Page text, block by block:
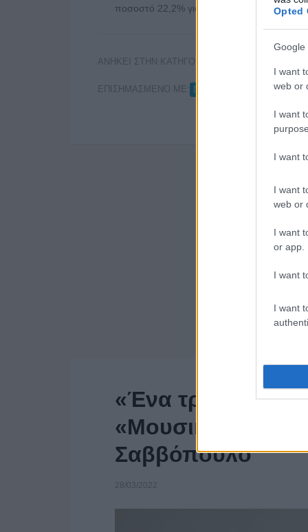
Opted
Google
I want
web or
I want
I want
I want
web or
I want
or app.
I want
I want
ποσοστό 22,2% για …
Διαβάστε
ΑΝΗΚΕΙ ΣΤΗΝ ΚΑΤΗΓΟΡΙΑ:
ΕΠΙΣΗΜΑΣΜΕΝΟ ΜΕ: ΓΙΑΝΝΗΣ ΠΙΤΤΑΡΑΣ ,
«Ένα τραγούδι
«Μουσικό Κουτί»
Σαββόπουλο
28/03/2022